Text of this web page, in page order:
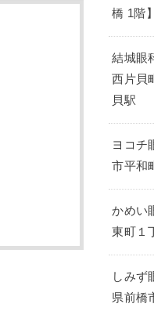
橋 1階
結城眼
西片貝
貝駅
ヨコチ
市平和
かめい
東町１
しみず
県前橋